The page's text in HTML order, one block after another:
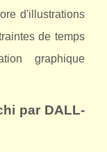
d'illustrations
de temps
graphique
par DALL-